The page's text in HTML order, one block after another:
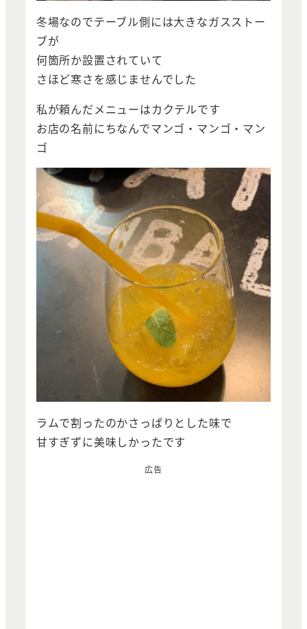
冬場なのでテーブル側には大きなガスストー
ブが
何箇所か設置されていて
さほど寒さを感じませんでした
私が頼んだメニューはカクテルです
お店の名前にちなんでマンゴ・マンゴ・マン
ゴ
ラムで割ったのかさっぱりとした味で
甘すぎずに美味しかったです
広告